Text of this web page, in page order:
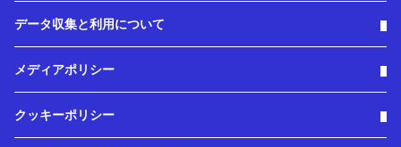
データ収集と利用について
メディアポリシー
クッキーポリシー